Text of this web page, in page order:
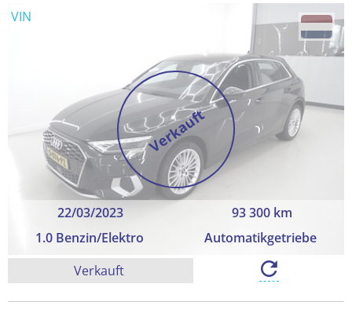
Verkauft
22/03/2023
93 300 km
1.0 Benzin/Elektro
Automatikgetriebe
VIN
Verkauft